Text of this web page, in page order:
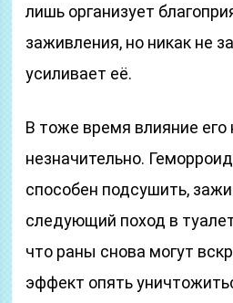
лишь организует
заживления, но никак не
усиливает её.
В тоже время влияние его
незначительно.
способен подсушить,
следующий поход в
что раны снова могут
эффект опять